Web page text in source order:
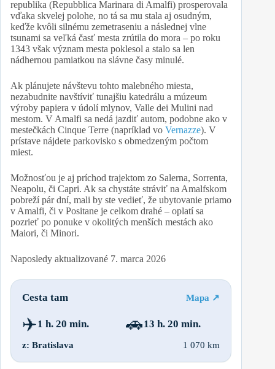
republika (Repubblica Marinara di Amalfi) prosperovala
vďaka skvelej polohe, no tá sa mu stala aj osudným,
keďže kvôli silnému zemetraseniu a následnej vlne
tsunami sa veľká časť mesta zrútila do mora – po roku
1343 však význam mesta poklesol a stalo sa len
nádhernou pamiatkou na slávne časy minulé.
Ak plánujete návštevu tohto malebného miesta,
nezabudnite navštíviť tunajšiu katedrálu a múzeum
výroby papiera v údolí mlynov, Valle dei Mulini nad
mestom. V Amalfi sa nedá jazdiť autom, podobne ako v
mestečkách Cinque Terre (napríklad vo Vernazze). V
prístave nájdete parkovisko s obmedzeným počtom
miest.
Možnosťou je aj príchod trajektom zo Salerna, Sorrenta,
Neapolu, či Capri. Ak sa chystáte stráviť na Amalfskom
pobreží pár dní, mali by ste vedieť, že ubytovanie priamo
v Amalfi, či v Positane je celkom drahé – oplatí sa
pozrieť po ponuke v okolitých menších mestách ako
Maiori, či Minori.
Naposledy aktualizované 7. marca 2026
Cesta tam Mapa ↗
✈️1 h. 20 min. 🚗13 h. 20 min.
z: Bratislava 1 070 km